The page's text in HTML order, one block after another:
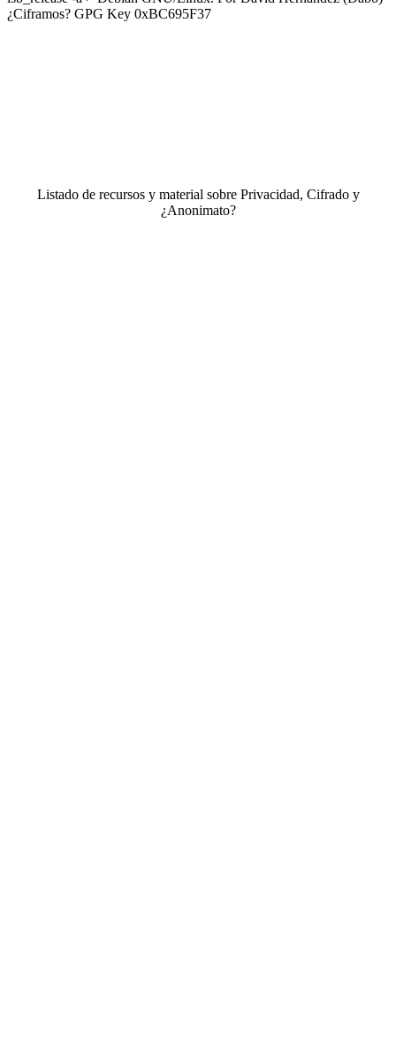
¿Ciframos? GPG Key 0xBC695F37
Listado de recursos y material sobre Privacidad, Cifrado y
¿Anonimato?